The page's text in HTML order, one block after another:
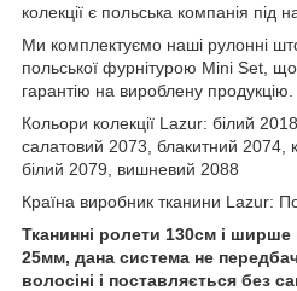
колекції є польська компанія під
Ми комплектуємо наші рулонні
польської фурнітурою Mini Set,
гарантію на вироблену продукцію.
Кольори колекції Lazur: білий
салатовий 2073, блакитний 2074,
білий 2079, вишневий 2088
Країна виробник тканини Lazur:
Тканинні ролети 130см і
25мм, дана система не
волосіні і поставляється без